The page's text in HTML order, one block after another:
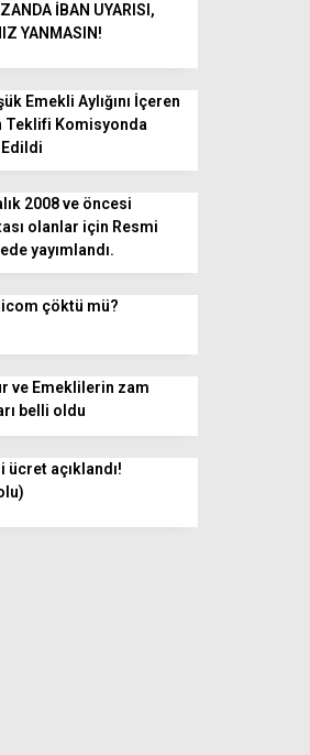
İBAN UYARISI,
YANMASIN!
Emekli Aylığını İçeren
Teklifi Komisyonda
Edildi
2008 ve öncesi
olanlar için Resmi
yayımlandı.
çöktü mü?
ve Emeklilerin zam
belli oldu
ücret açıklandı!